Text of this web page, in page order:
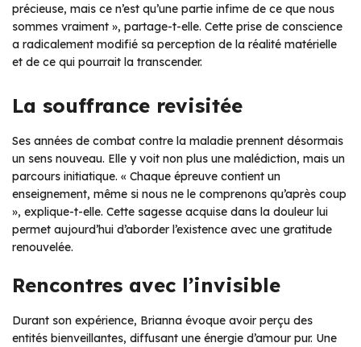
précieuse, mais ce n’est qu’une partie infime de ce que nous
sommes vraiment », partage-t-elle. Cette prise de conscience
a radicalement modifié sa perception de la réalité matérielle
et de ce qui pourrait la transcender.
La souffrance revisitée
Ses années de combat contre la maladie prennent désormais
un sens nouveau. Elle y voit non plus une malédiction, mais un
parcours initiatique. « Chaque épreuve contient un
enseignement, même si nous ne le comprenons qu’après coup
», explique-t-elle. Cette sagesse acquise dans la douleur lui
permet aujourd’hui d’aborder l’existence avec une gratitude
renouvelée.
Rencontres avec l’invisible
Durant son expérience, Brianna évoque avoir perçu des
entités bienveillantes, diffusant une énergie d’amour pur. Une